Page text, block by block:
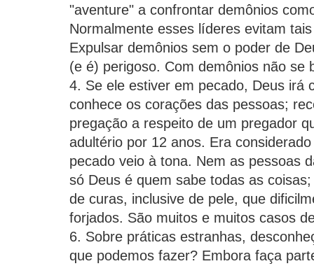
"aventure" a confrontar demônios
Normalmente esses líderes evitam
Expulsar demônios sem o poder de
(e é) perigoso. Com demônios não se
4. Se ele estiver em pecado, Deus irá
conhece os corações das pessoas;
pregação a respeito de um pregador
adultério por 12 anos. Era
pecado veio à tona. Nem as pessoas
só Deus é quem sabe todas as
de curas, inclusive de pele, que
forjados. São muitos e muitos casos
6. Sobre práticas estranhas,
que podemos fazer? Embora faça